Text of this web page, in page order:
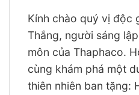
Kính chào quý vị độc
Thắng, người sáng
môn của Thaphaco.
cùng khám phá một
thiên nhiên ban tặng: